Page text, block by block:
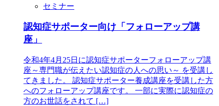
セミナー
認知症サポーター向け「フォローアップ講
座」
令和4年4月25日に認知症サポーターフォローアップ講
座～専門職が伝えたい認知症の人への思い～ を受講し
てきました。 認知症サポーター養成講座を受講した方
へのフォローアップ講座です。 一部に実際に認知症の
方のお世話をされて […]